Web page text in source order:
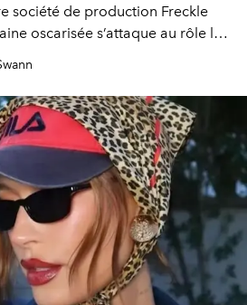
société de production Freckle
oscarisée s’attaque au rôle le